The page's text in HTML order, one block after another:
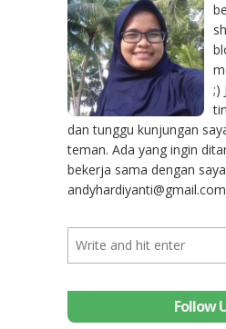
;)
dan tunggu kunjungan
teman. Ada yang ingin
bekerja sama dengan
andyhardiyanti@gmail.com
Follow